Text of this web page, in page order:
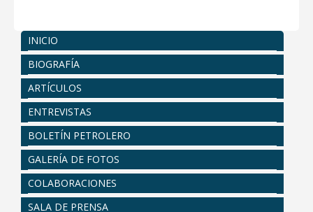
INICIO
BIOGRAFÍA
ARTÍCULOS
ENTREVISTAS
BOLETÍN PETROLERO
GALERÍA DE FOTOS
COLABORACIONES
SALA DE PRENSA